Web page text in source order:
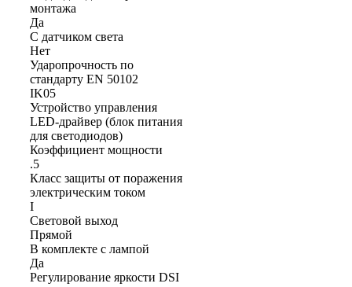
монтажа
Да
С датчиком света
Нет
Ударопрочность по
стандарту EN 50102
IK05
Устройство управления
LED-драйвер (блок питания
для светодиодов)
Коэффициент мощности
.5
Класс защиты от поражения
электрическим током
I
Световой выход
Прямой
В комплекте с лампой
Да
Регулирование яркости DSI